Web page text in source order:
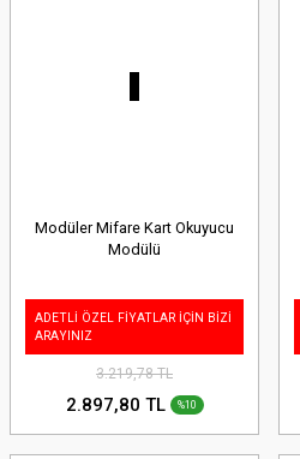
Modüler Mifare Kart Okuyucu
Modülü
ADETLİ ÖZEL FİYATLAR İÇİN BİZİ
ARAYINIZ
3.219,78 TL
2.897,80 TL %10